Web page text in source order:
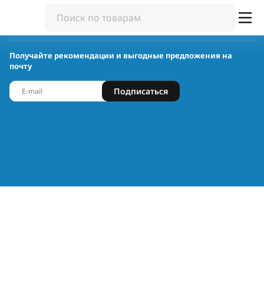
Получайте рекомендации и выгодные предложения на
почту
Подписаться